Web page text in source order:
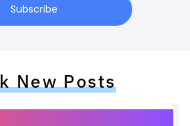
Subscribe
New Posts